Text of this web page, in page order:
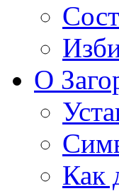
О
Как